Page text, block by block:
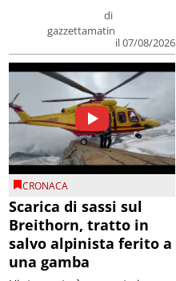
di
gazzettamatin
il 07/08/2026
CRONACA
Scarica di sassi sul
Breithorn, tratto in
salvo alpinista ferito a
una gamba